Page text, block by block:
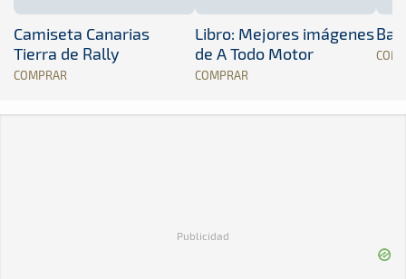
Camiseta Canarias
Tierra de Rally
COMPRAR
Libro: Mejores imágenes
de A Todo Motor
COMPRAR
Publicidad